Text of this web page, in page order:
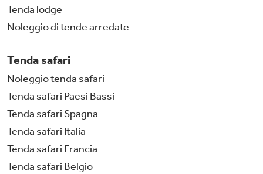
Tenda lodge
Noleggio di tende arredate
Tenda safari
Noleggio tenda safari
Tenda safari Paesi Bassi
Tenda safari Spagna
Tenda safari Italia
Tenda safari Francia
Tenda safari Belgio